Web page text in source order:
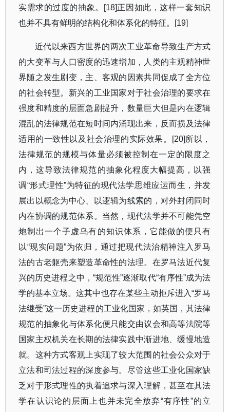
实需求的过度的抽象。
[18]正因如此，这样一套知识
也并不具有鲜明的结构化和体系化的特征。
[19]
近代以来西方世界的两次工业革命导致生产方式
的大变革与人口密度的迅速增加，人类的主观精神世
界随之发生剧变，主、客观的因素共同促成了全方位
的社会转型。新兴的工业国家对于社会治理的要求在
强度和精度的层面急剧提升，数量巨大但是内在逻辑
混乱的法律规范在短时间内涌现出来，反而损及法律
适用的一致性以及社会治理的实际效果。
[20] 所以，
法律规范的规模与体量必须被控制在一定的限度之
内，这导致法律规范的抽象化程度大幅提高，以强
调“形式理性”为特征的现代法学思维应运而生，并发
展出以概念为中心、以逻辑为线索的，对外封闭同时
内在协调的规范体系。当然，现代法学并不可能凭空
炮制出一个子虚乌有的知识体系，它能做的便只有
以“现实问题”为依归，通过把现代法治精神注入罗马
法的古老躯壳来塑造革命性的法理。在罗马法近代复
兴的历史进程之中， “规范性”逐渐取代“有序性”成为法
学的基本立场。这其中也存在某些主动拒斥进入“罗马
法继受”这一历史进程的工业化国家，如英国，其法律
规范的抽象化与体系化便只能交由议会和高等法院等
国家主权机关在长期的法律实践中渐进地、缓慢地造
就。这种方式客观上实现了较大范围的社会公众对于
立法和司法过程的深度参与。尽管这些工业化国家缺
乏对于形式理性的执着追求与深入理解，甚至在其法
学在认识论的层面上也并未完全放弃“有序性”的立